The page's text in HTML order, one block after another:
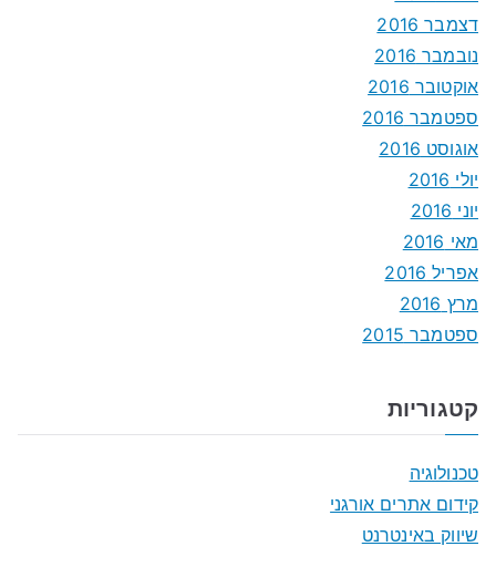
דצמבר 2016
נובמבר 2016
אוקטובר 2016
ספטמבר 2016
אוגוסט 2016
יולי 2016
יוני 2016
מאי 2016
אפריל 2016
מרץ 2016
ספטמבר 2015
קטגוריות
טכנולוגיה
קידום אתרים אורגני
שיווק באינטרנט